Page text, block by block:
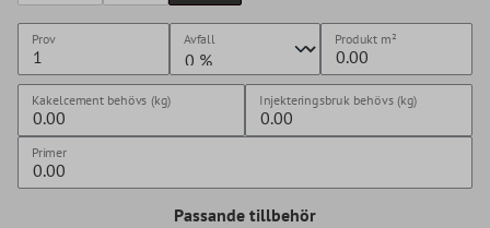
Prov Avfall Produkt m²
Kakelcement behövs (kg) Injekteringsbruk behövs (kg)
Primer
Passande tillbehör